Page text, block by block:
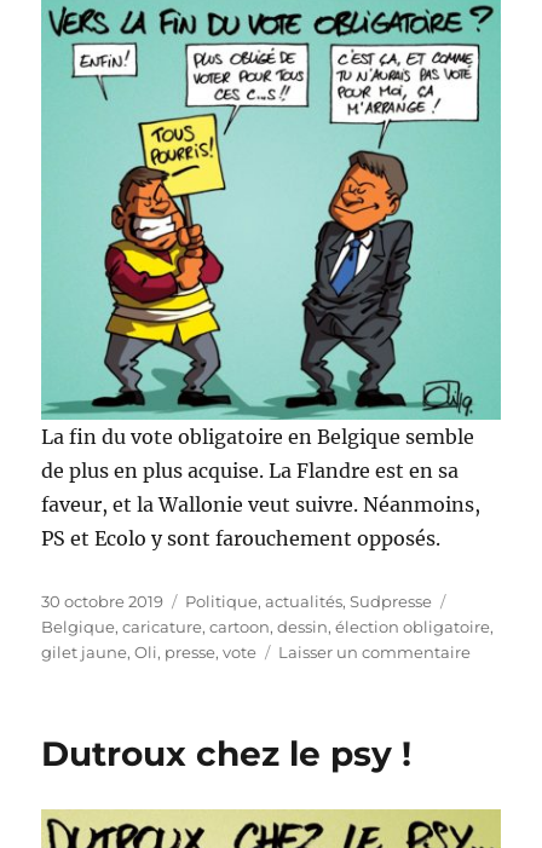
La fin du vote obligatoire en Belgique semble
de plus en plus acquise. La Flandre est en sa
faveur, et la Wallonie veut suivre. Néanmoins,
PS et Ecolo y sont farouchement opposés.
Publié
le
30 octobre 2019 Catégories
Politique, actualités,Sudpresse
Belgique,caricature,cartoon,dessin,élection obligatoire,
gilet jaune,Oli, presse,vote Laisser un commentairesur
Dutroux chez le psy !